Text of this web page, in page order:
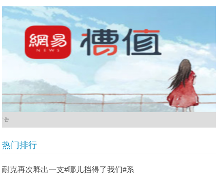
广告
热门排行
耐克再次释出一支#哪儿挡得了我们#系